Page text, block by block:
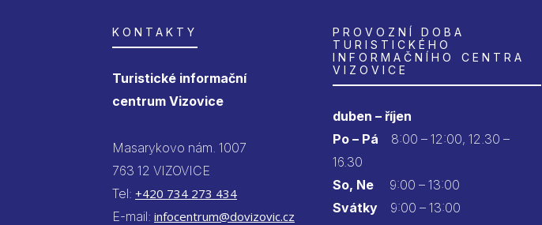
KONTAKTY
Turistické informační
centrum Vizovice
Masarykovo nám. 1007
763 12 VIZOVICE
Tel: +420 734 273 434
E-mail: infocentrum@dovizovic.cz
PROVOZNÍ DOBA
TURISTICKÉHO
INFORMAČNÍHO CENTRA
VIZOVICE
duben – říjen
Po – Pá
8:00 – 12:00, 12.30 –
16.30
So, Ne9:00 – 13:00
Svátky9:00 – 13:00